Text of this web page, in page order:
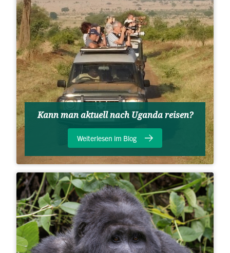
Kann man aktuell nach Uganda reisen?
Weiterlesen im Blog